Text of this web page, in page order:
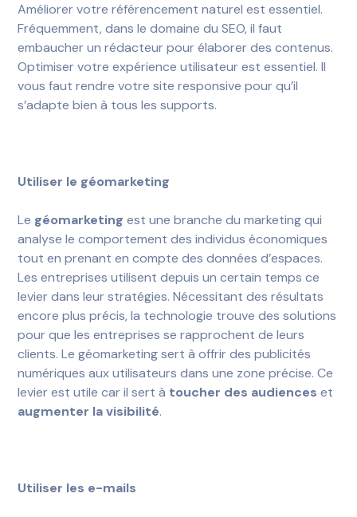
Améliorer votre référencement naturel est essentiel.
Fréquemment, dans le domaine du SEO, il faut
embaucher un rédacteur pour élaborer des contenus.
Optimiser votre expérience utilisateur est essentiel. Il
vous faut rendre votre site responsive pour qu’il
s’adapte bien à tous les supports.
Utiliser le géomarketing
Le géomarketingest une branche du marketing qui
analyse le comportement des individus économiques
tout en prenant en compte des données d’espaces.
Les entreprises utilisent depuis un certain temps ce
levier dans leur stratégies. Nécessitant des résultats
encore plus précis, la technologie trouve des solutions
pour que les entreprises se rapprochent de leurs
clients. Le géomarketing sert à offrir des publicités
numériques aux utilisateurs dans une zone précise. Ce
levier est utile car il sert à toucher des audienceset
augmenter la visibilité.
Utiliser les e-mails